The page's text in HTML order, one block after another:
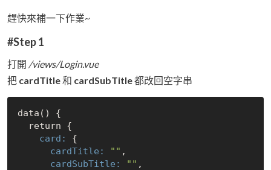
趕快來補一下作業~
#Step 1
打開 /views/Login.vue
把 cardTitle和 cardSubTitle都改回空字串
data() {
return
    card:
      cardTitle:
""
      cardSubTitle:
"" ,